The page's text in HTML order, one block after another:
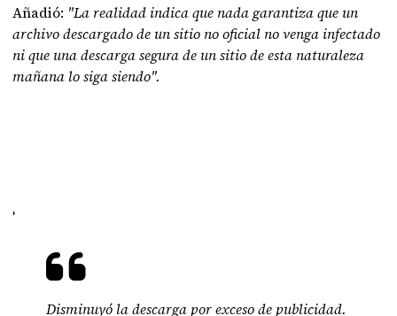
Añadió: "La realidad indica que nada garantiza que un
archivo descargado de un sitio no oficial no venga infectado
ni que una descarga segura de un sitio de esta naturaleza
mañana lo siga siendo".
'
Disminuyó la descarga por exceso de publicidad.